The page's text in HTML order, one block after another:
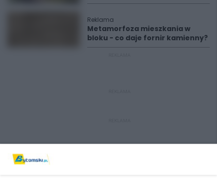
Reklama
Metamorfoza mieszkania w
bloku - co daje fornir kamienny?